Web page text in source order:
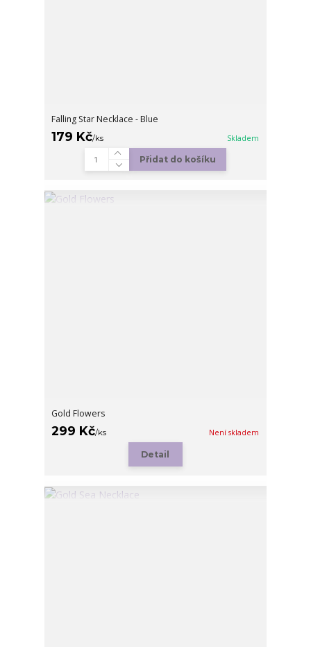
Falling Star Necklace - Blue
179 Kč/ks Skladem
Přidat do košíku
Gold Flowers
299 Kč/ks Není skladem
Detail